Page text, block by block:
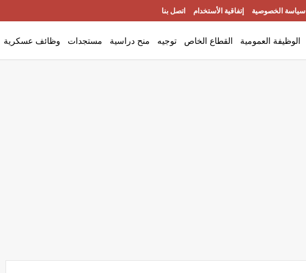
سياسة الخصوصية إتفاقية الأستخدام اتصل بنا
الوظيفة العمومية القطاع الخاص توجيه منح دراسية مستجدات وظائف عسكرية